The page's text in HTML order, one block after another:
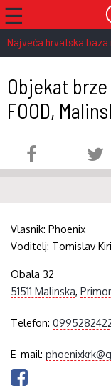
☰
Najveća hrvatska
Objekat
FOOD,
Vlasnik:Phoenix
Voditelj: Tomislav
Obala 32
51511 Malinska,
Telefon:
E-mail: